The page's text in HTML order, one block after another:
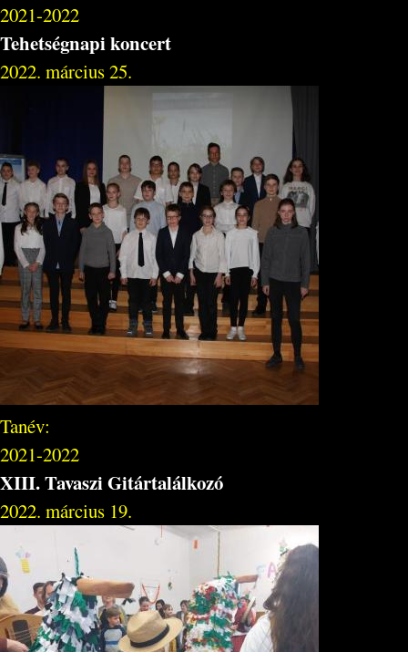
2021-2022
Tehetségnapi koncert
2022. március 25.
Tanév:
2021-2022
XIII. Tavaszi Gitártalálkozó
2022. március 19.